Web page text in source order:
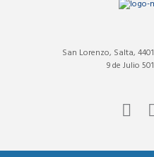
San Lorenzo, Salta, 4401
9 de Julio 501